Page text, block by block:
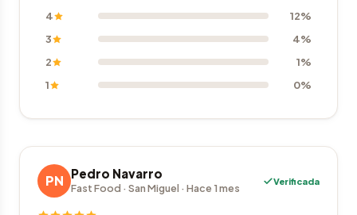
4
12%
3
4%
2
1%
1
0%
PN Pedro Navarro
Fast Food · San Miguel · Hace 1 mes
Verificada